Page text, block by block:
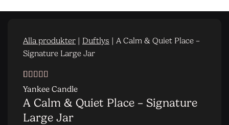
Alla produkter | Duftlys | A Calm & Quiet Place –
Signature Large Jar
Vurdert 4.5
av 5 basert
på
2
Yankee Candle
A Calm & Quiet Place – Signature
Large Jar